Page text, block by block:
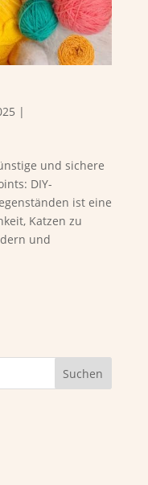
|
und sichere
DIY-
ist eine
Katzen zu
und
Suchen